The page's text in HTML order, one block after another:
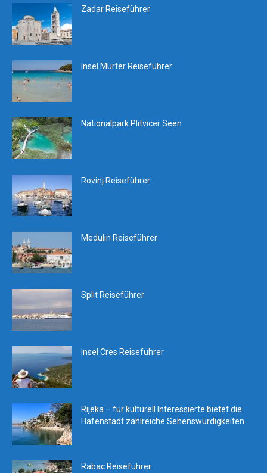
Zadar Reiseführer
Insel Murter Reiseführer
Nationalpark Plitvicer Seen
Rovinj Reiseführer
Medulin Reiseführer
Split Reiseführer
Insel Cres Reiseführer
Rijeka – für kulturell Interessierte bietet die
Hafenstadt zahlreiche Sehenswürdigkeiten
Rabac Reiseführer